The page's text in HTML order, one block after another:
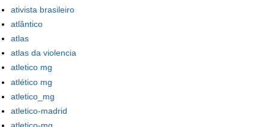
ativista brasileiro
atlântico
atlas
atlas da violencia
atletico mg
atlético mg
atletico_mg
atletico-madrid